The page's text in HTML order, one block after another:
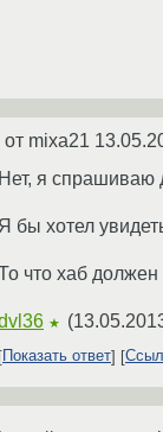
от mixa21
Нет, я спрашиваю
Я бы хотел
что хаб должен
★ (
Показать ответ